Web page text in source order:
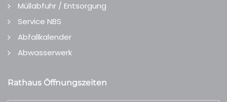
Müllabfuhr / Entsorgung
Service NBS
Abfallkalender
Abwasserwerk
Rathaus Öffnungszeiten